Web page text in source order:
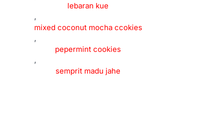
lebaran kue
,
mixed coconut mocha ccokies
,
pepermint cookies
,
semprit madu jahe